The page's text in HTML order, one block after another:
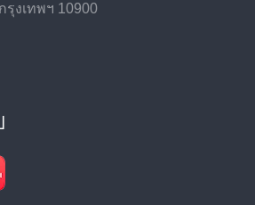
รุงเทพฯ 10900